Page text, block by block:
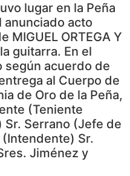
lugar en la Peña
acto
MIGUEL ORTEGA Y
guitarra. En el
según acuerdo de
al Cuerpo de
de Oro de la Peña,
(Teniente
Serrano (Jefe de
(Intendente) Sr.
Jiménez y